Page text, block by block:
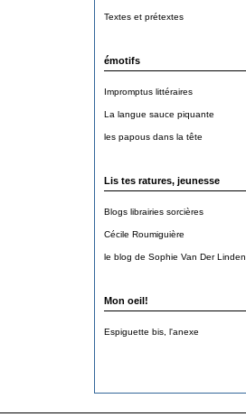
Textes et prétextes
émotifs
Impromptus littéraires
La langue sauce piquante
les papous dans la tête
Lis tes ratures, jeunesse
Blogs librairies sorcières
Cécile Roumiguière
le blog de Sophie Van Der Linden
Mon oeil!
Espiguette bis, l'anexe